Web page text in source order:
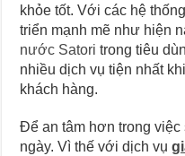
khỏe tốt. Với các hệ
triển mạnh mẽ như hiện
nước Satori trong tiêu
nhiều dịch vụ tiện nhất
khách hàng.
Để an tâm hơn trong
ngày. Vì thế với dịch vụ